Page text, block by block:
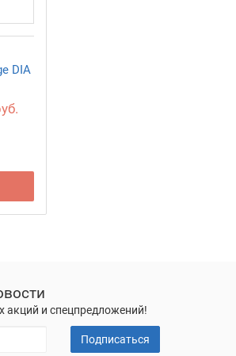
DIA
акций и спецпредложений!
Подписаться